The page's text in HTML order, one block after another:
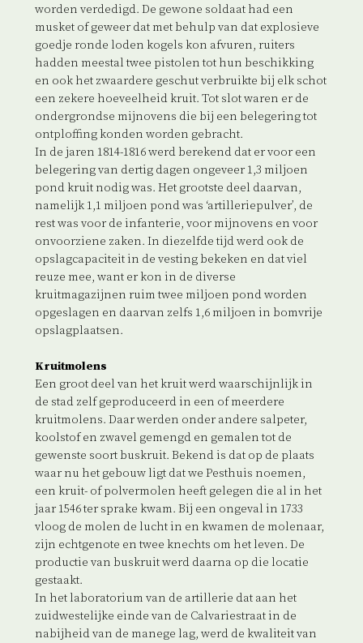
worden verdedigd. De gewone soldaat had een
musket of geweer dat met behulp van dat explosieve
goedje ronde loden kogels kon afvuren, ruiters
hadden meestal twee pistolen tot hun beschikking
en ook het zwaardere geschut verbruikte bij elk schot
een zekere hoeveelheid kruit. Tot slot waren er de
ondergrondse mijnovens die bij een belegering tot
ontploffing konden worden gebracht.
In de jaren 1814-1816 werd berekend dat er voor een
belegering van dertig dagen ongeveer 1,3 miljoen
pond kruit nodig was. Het grootste deel daarvan,
namelijk 1,1 miljoen pond was ‘artilleriepulver’, de
rest was voor de infanterie, voor mijnovens en voor
onvoorziene zaken. In diezelfde tijd werd ook de
opslagcapaciteit in de vesting bekeken en dat viel
reuze mee, want er kon in de diverse
kruitmagazijnen ruim twee miljoen pond worden
opgeslagen en daarvan zelfs 1,6 miljoen in bomvrije
opslagplaatsen.
Kruitmolens
Een groot deel van het kruit werd waarschijnlijk in
de stad zelf geproduceerd in een of meerdere
kruitmolens. Daar werden onder andere salpeter,
koolstof en zwavel gemengd en gemalen tot de
gewenste soort buskruit. Bekend is dat op de plaats
waar nu het gebouw ligt dat we Pesthuis noemen,
een kruit- of polvermolen heeft gelegen die al in het
jaar 1546 ter sprake kwam. Bij een ongeval in 1733
vloog de molen de lucht in en kwamen de molenaar,
zijn echtgenote en twee knechts om het leven. De
productie van buskruit werd daarna op die locatie
gestaakt.
In het laboratorium van de artillerie dat aan het
zuidwestelijke einde van de Calvariestraat in de
nabijheid van de manege lag, werd de kwaliteit van